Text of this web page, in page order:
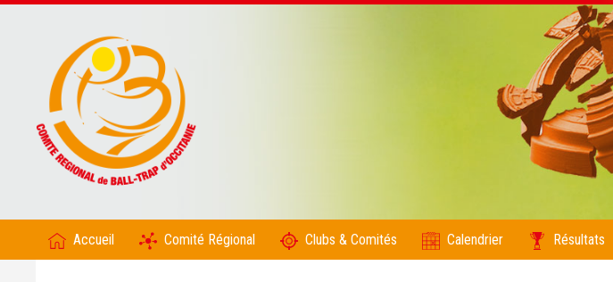
Accueil Comité Régional Clubs & Comités Calendrier Résultats